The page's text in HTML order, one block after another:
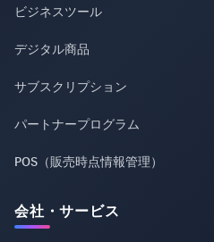
ビジネスツール
デジタル商品
サブスクリプション
パートナープログラム
POS（販売時点情報管理）
会社・サービス